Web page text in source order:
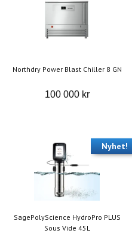
Northdry Power Blast Chiller 8 GN
100 000 kr
Nyhet!
SagePolyScience HydroPro PLUS
Sous Vide 45L